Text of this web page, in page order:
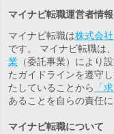
マイナビ転職運営者情報
マイナビ転職は株式会
です。 マイナビ転職は、
業 （委託事業）により
たガイドラインを遵守
たしていることから
「
あることを自らの責任
マイナビ転職について